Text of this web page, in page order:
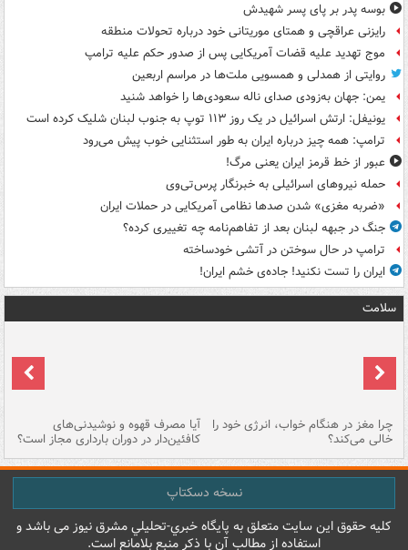
بوسه‌ پدر بر پای پسر شهیدش
رایزنی عراقچی و همتای موریتانی خود درباره تحولات منطقه
موج تهدید علیه قضات آمریکایی پس از صدور حکم علیه ترامپ
روایتی از همدلی و همسویی ملت‌ها در مراسم اربعین
یمن: جهان به‌زودی صدای ناله سعودی‌ها را خواهد شنید
یونیفل: ارتش اسرائیل در یک روز ۱۱۳ توپ به جنوب لبنان شلیک کرده است
ترامپ: همه چیز درباره ایران به طور استثنایی خوب پیش می‌رود
عبور از خط قرمز ایران یعنی مرگ!
حمله نیروهای اسرائیلی به خبرنگار پرس‌تی‌وی
«ضربه مغزی» شدن صدها نظامی آمریکایی در حملات ایران
جنگ در جبهه لبنان بعد از تفاهم‌نامه چه تغییری کرده؟
ترامپ در حال سوختن در آتشی خودساخته
ایران را تست نکنید! جاده‌ی خشم ایران!
سلامت
چرا مغز در هنگام خواب، انرژی خود را
خالی می‌کند؟
آیا مصرف قهوه و نوشیدنی‌های
کافئین‌دار در دوران بارداری مجاز است؟
نسخه دسکتاپ
کليه حقوق اين سايت متعلق به پایگاه خبري-تحليلي مشرق نيوز می باشد و
استفاده از مطالب آن با ذکر منبع بلامانع است.